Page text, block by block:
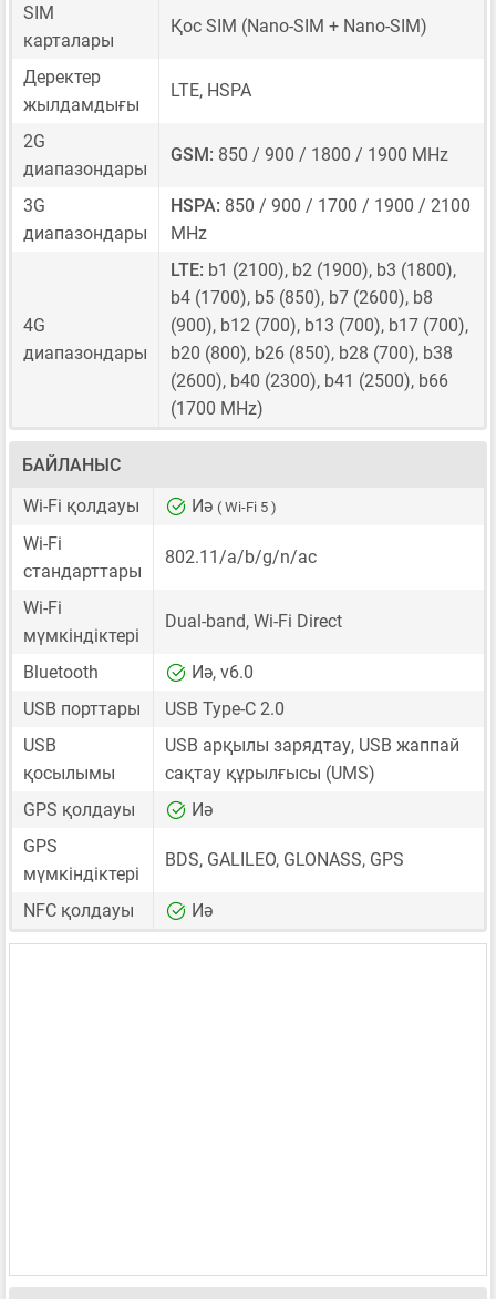
SIM
карталары
Қос SIM (Nano-SIM + Nano-SIM)
Деректер
жылдамдығы
LTE, HSPA
2G
диапазондары
GSM: 850 / 900 / 1800 / 1900 MHz
3G
диапазондары
HSPA: 850 / 900 / 1700 / 1900 / 2100
MHz
4G
диапазондары
LTE: b1 (2100), b2 (1900), b3 (1800),
b4 (1700), b5 (850), b7 (2600), b8
(900), b12 (700), b13 (700), b17 (700),
b20 (800), b26 (850), b28 (700), b38
(2600), b40 (2300), b41 (2500), b66
(1700 MHz)
БАЙЛАНЫС
Wi-Fi қолдауы
Иә ( Wi-Fi 5 )
Wi-Fi
стандарттары
802.11/a/b/g/n/ac
Wi-Fi
мүмкіндіктері
Dual-band, Wi-Fi Direct
Bluetooth
Иә, v6.0
USB порттары
USB Type-C 2.0
USB
қосылымы
USB арқылы зарядтау, USB жаппай
сақтау құрылғысы (UMS)
GPS қолдауы
Иә
GPS
мүмкіндіктері
BDS, GALILEO, GLONASS, GPS
NFC қолдауы Иә